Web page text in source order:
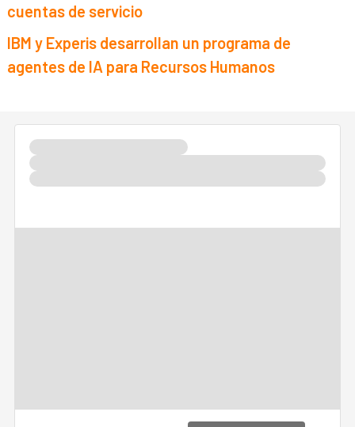
cuentas de servicio
IBM y Experis desarrollan un programa de
agentes de IA para Recursos Humanos